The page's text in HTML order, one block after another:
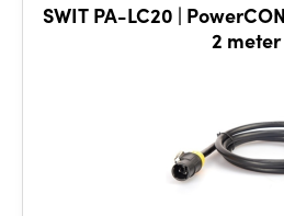
SWIT PA-LC20 |
2 meter